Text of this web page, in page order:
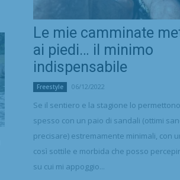
Le mie camminate
ai piedi… il minimo
indispensabile
Freestyle 06/12/2022
Se il sentiero e la stagione lo
spesso con un paio di sandali (ottimi
precisare) estremamente minimali, con
così sottile e morbida che posso
su cui mi appoggio...